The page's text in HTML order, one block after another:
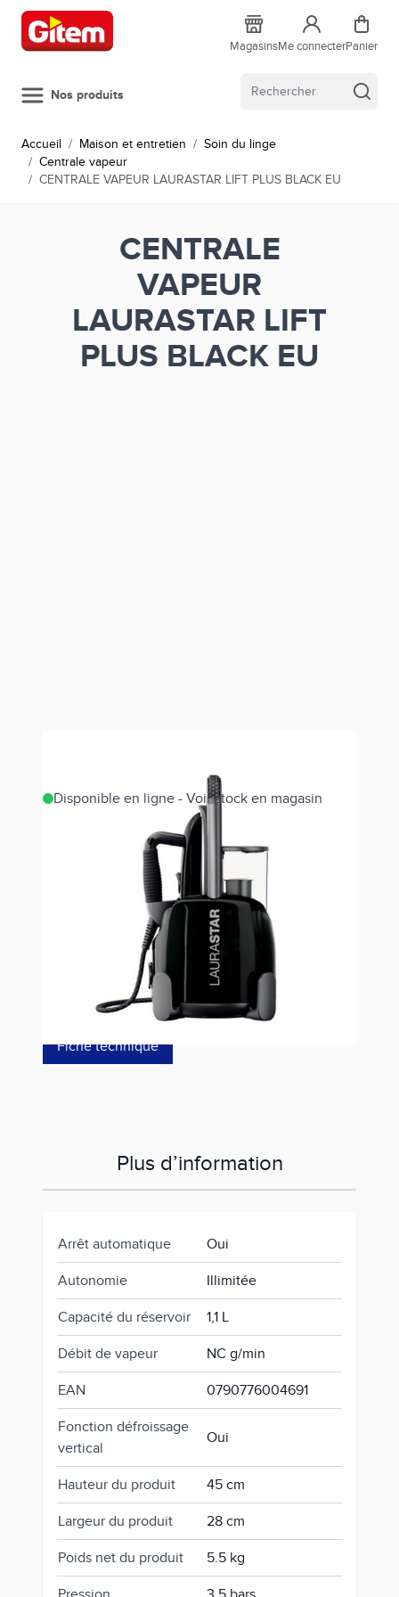
Allez au contenu
MagasinsMe connecterPanier
Nos produits
Accueil / Maison et entretien / Soin du linge
/ Centrale vapeur
/ CENTRALE VAPEUR LAURASTAR LIFT PLUS BLACK EU
CENTRALE
VAPEUR
LAURASTAR LIFT
PLUS BLACK EU
Disponible en ligne - Voir stock en magasin
Estimer les frais de port
LIFT PLUS BLACK EU
Fiche technique
Plus d’information
Arrêt automatique Oui
Autonomie Illimitée
Capacité du réservoir 1,1 L
Débit de vapeur NC g/min
EAN 0790776004691
Fonction défroissage
vertical
Oui
Hauteur du produit 45 cm
Largeur du produit 28 cm
Poids net du produit 5.5 kg